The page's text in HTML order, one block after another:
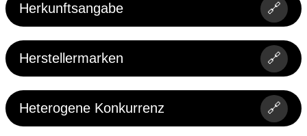
Herkunftsangabe 🔗
Herstellermarken 🔗
Heterogene Konkurrenz 🔗